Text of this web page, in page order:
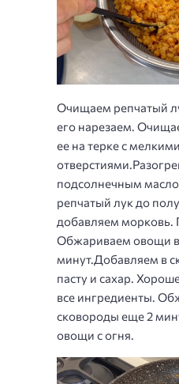
Очищаем репчатый
его нарезаем.
ее на терке с мелкими
подсолнечным
репчатый лук до
добавляем морковь.
Обжариваем овощи в
минут.Добавляем в
пасту и сахар.
все ингредиенты.
сковороды еще 2
овощи с огня.